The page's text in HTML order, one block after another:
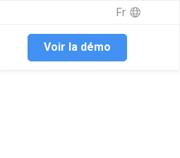
Fr
Voir la démo